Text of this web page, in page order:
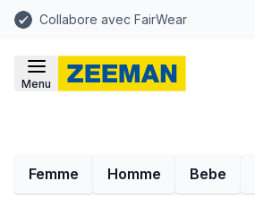
Collabore avec FairWear
Menu
Femme Homme Bebe